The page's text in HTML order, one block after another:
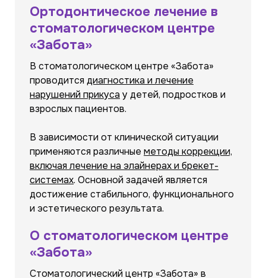
Ортодонтическое лечение в
стоматологическом центре
«Забота»
В стоматологическом центре «Забота»
проводится диагностика и лечение
нарушений прикуса у детей, подростков и
взрослых пациентов.
В зависимости от клинической ситуации
применяются различные методы коррекции,
включая лечение на элайнерах и брекет-
системах. Основной задачей является
достижение стабильного, функционального
и эстетического результата.
О стоматологическом центре
«Забота»
Стоматологический центр «Забота» в